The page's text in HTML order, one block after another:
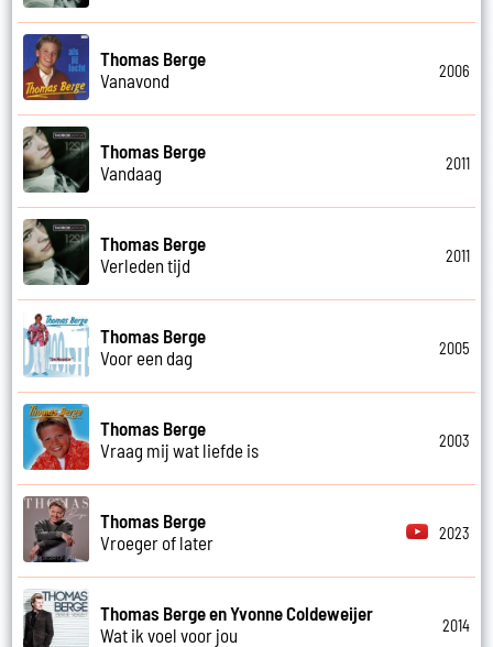
Thomas Berge
Vanavond
2006
Thomas Berge
Vandaag
2011
Thomas Berge
Verleden tijd
2011
Thomas Berge
Voor een dag
2005
Thomas Berge
Vraag mij wat liefde is
2003
Thomas Berge
Vroeger of later
2023
Thomas Berge en Yvonne Coldeweijer
Wat ik voel voor jou
2014